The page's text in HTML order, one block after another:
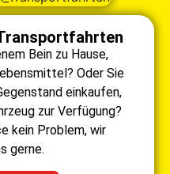
Bein zu Hause,
Oder Sie
einkaufen,
zur Verfügung?
kein Problem, wir
gerne.